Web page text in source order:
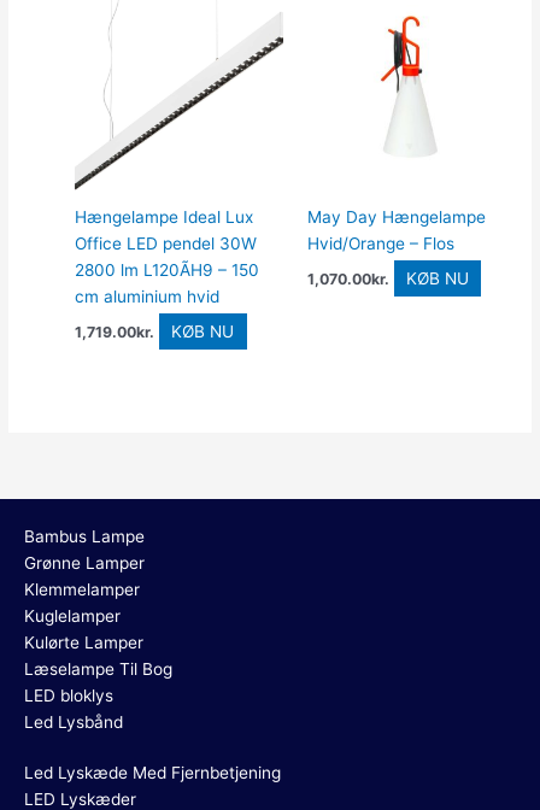
Hængelampe Ideal Lux
Office LED pendel 30W
2800 lm L120ÃH9 – 150
cm aluminium hvid
1,719.00kr. KØB NU
May Day Hængelampe
Hvid/Orange – Flos
1,070.00kr. KØB NU
Bambus Lampe
Grønne Lamper
Klemmelamper
Kuglelamper
Kulørte Lamper
Læselampe Til Bog
LED bloklys
Led Lysbånd
Led Lyskæde Med Fjernbetjening
LED Lyskæder